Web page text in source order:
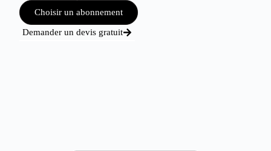
Choisir un abonnement
Demander un devis gratuit